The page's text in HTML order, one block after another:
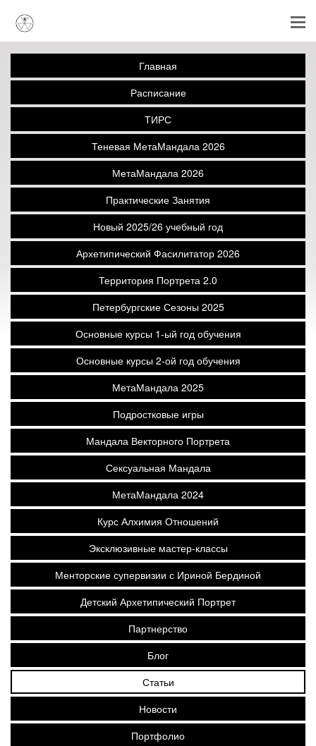
Главная
Расписание
ТИРС
Теневая МетаМандала 2026
МетаМандала 2026
Практические Занятия
Новый 2025/26 учебный год
Архетипический Фасилитатор 2026
Территория Портрета 2.0
Петербургские Сезоны 2025
Основные курсы 1-ый год обучения
Основные курсы 2-ой год обучения
МетаМандала 2025
Подростковые игры
Мандала Векторного Портрета
Сексуальная Мандала
МетаМандала 2024
Курс Алхимия Отношений
Эксклюзивные мастер-классы
Менторские супервизии с Ириной Бердиной
Детский Архетипический Портрет
Партнерство
Блог
Статьи
Новости
Портфолио